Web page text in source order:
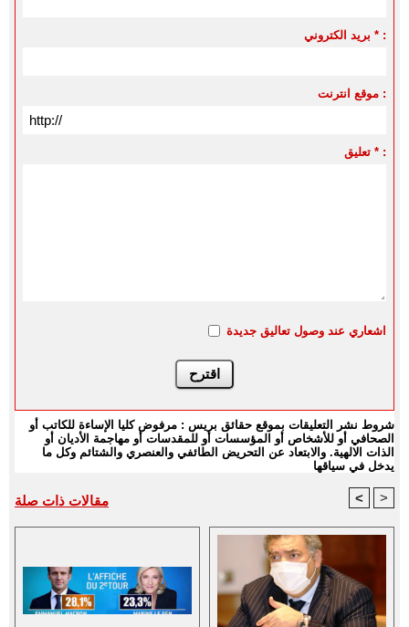
بريد الكتروني * :
موقع انترنت :
تعليق * :
اشعاري عند وصول تعاليق جديدة
شروط نشر التعليقات بموقع حقائق بريس : مرفوض كليا الإساءة للكاتب أو
الصحافي أو للأشخاص أو المؤسسات أو للمقدسات أو مهاجمة الأديان أو
الذات الالهية. والابتعاد عن التحريض الطائفي والعنصري والشتائم وكل ما
يدخل في سياقها
مقالات ذات صلة < >